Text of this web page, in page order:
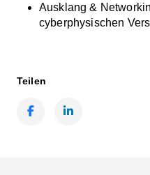
Ausklang &
cyberphysischen
Teilen